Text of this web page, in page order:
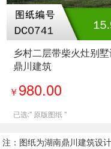
乡村二层带柴火灶别
鼎川建筑
￥980.00
已选:" 原版图纸"
注：图纸为湖南鼎川建筑设